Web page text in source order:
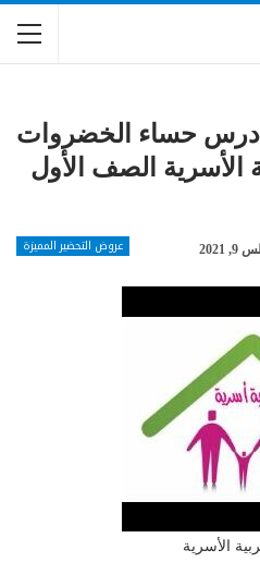
درس حساء الخضروات
الأسرية الصف الأول
عروض التحضير المميزة
الأسرية